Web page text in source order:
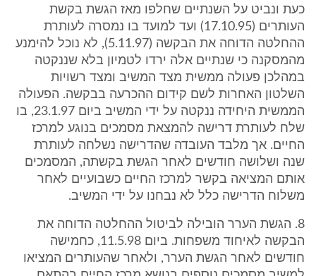
כעת ונביט על השנתיים שחלפו מאז הגשת בקשת
העותרים (17.10.95) ועד למועד בו נמסרה לעותרת
ההחלטה הדוחה את הבקשה (5.11.97), לא נוכל להימנע
מהמסקנה כי שנתיים אלה ירדו לטמיון בלא שננקטה
במהלכן פעולה ממשית מצד המשיב ומצד רשויות
השלטון האחרות לשם קידום ההכרעה בבקשה. הפעולה
הממשית היחידה ננקטה על ידי המשיב ביום 23.1.97, בו
שלח לעותרת דרישה להמצאת מסמכים בנוגע למרכז
החיים. אך מלבד העובדה שהדרישה נשלחה לעותרת
שנה ושלושה חודשים לאחר הגשת בקשתה, המסמכים
אותם המציאה בקשר למרכז החיים כשבועיים לאחר
משלוח הדרישה כלל לא נבחנו על ידי המשיב.
8. הגשת הערר הובילה לביטול ההחלטה הדוחה את
הבקשה לאיחוד משפחות. ביום 11.5.98, כחמישה
חודשים לאחר הגשת הערר, ולאחר שהעותרים המציאו